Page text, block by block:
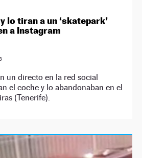
lo tiran a un ‘skatepark’
a Instagram
un directo en la red social
el coche y lo abandonaban en el
(Tenerife).